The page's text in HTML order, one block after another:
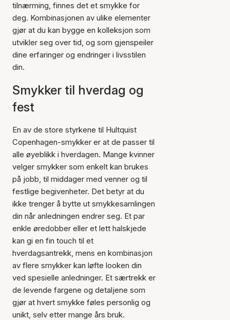
tilnærming, finnes det et smykke for
deg. Kombinasjonen av ulike elementer
gjør at du kan bygge en kolleksjon som
utvikler seg over tid, og som gjenspeiler
dine erfaringer og endringer i livsstilen
din.
Smykker til hverdag og
fest
En av de store styrkene til Hultquist
Copenhagen-smykker er at de passer til
alle øyeblikk i hverdagen. Mange kvinner
velger smykker som enkelt kan brukes
på jobb, til middager med venner og til
festlige begivenheter. Det betyr at du
ikke trenger å bytte ut smykkesamlingen
din når anledningen endrer seg. Et par
enkle øredobber eller et lett halskjede
kan gi en fin touch til et
hverdagsantrekk, mens en kombinasjon
av flere smykker kan løfte looken din
ved spesielle anledninger. Et særtrekk er
de levende fargene og detaljene som
gjør at hvert smykke føles personlig og
unikt, selv etter mange års bruk.